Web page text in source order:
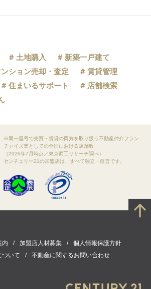
土地購入
新築一戸建て
ンション売却・査定
賃貸管理
住まいるサポート
店舗検索
※同一屋号で売買・賃貸の両方を取り扱う不動産仲介フラン
チャイズ業としての全国における店舗数
（2026年7月時点／東京商工リサーチ調べ）
センチュリー21の加盟店は、すべて独立・自営です。
内 加盟店人材募集
個人情報保護方針
ついて
不動産に関するお問い合わせ